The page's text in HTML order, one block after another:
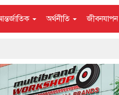
অর্থনীতি জীবনযাপন